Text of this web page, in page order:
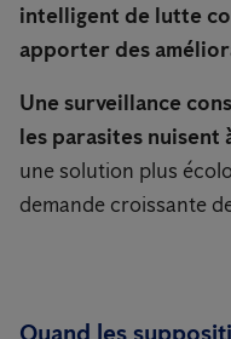
intelligent de lutte
apporter des
Une surveillance
les parasites nuisent
une solution plus
demande croissante